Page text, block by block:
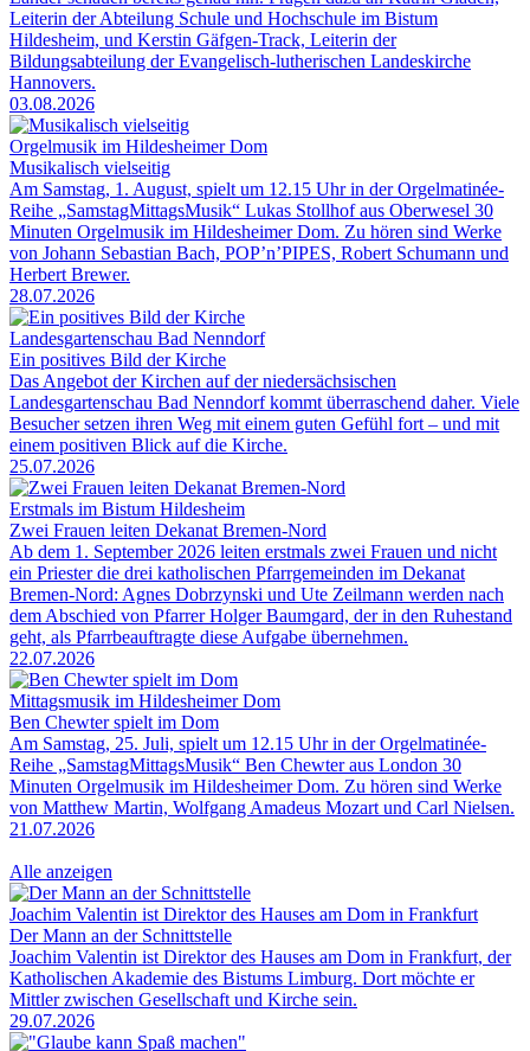
Leiterin der Abteilung Schule und Hochschule im Bistum
Hildesheim, und Kerstin Gäfgen-Track, Leiterin der
Bildungsabteilung der Evangelisch-lutherischen Landeskirche
Hannovers.
03.08.2026
Orgelmusik im Hildesheimer Dom
Musikalisch vielseitig
Am Samstag, 1. August, spielt um 12.15 Uhr in der Orgelmatinée-
Reihe „SamstagMittagsMusik“ Lukas Stollhof aus Oberwesel 30
Minuten Orgelmusik im Hildesheimer Dom. Zu hören sind Werke
von Johann Sebastian Bach, POP’n’PIPES, Robert Schumann und
Herbert Brewer.
28.07.2026
Landesgartenschau Bad Nenndorf
Ein positives Bild der Kirche
Das Angebot der Kirchen auf der niedersächsischen
Landesgartenschau Bad Nenndorf kommt überraschend daher. Viele
Besucher setzen ihren Weg mit einem guten Gefühl fort – und mit
einem positiven Blick auf die Kirche.
25.07.2026
Erstmals im Bistum Hildesheim
Zwei Frauen leiten Dekanat Bremen-Nord
Ab dem 1. September 2026 leiten erstmals zwei Frauen und nicht
ein Priester die drei katholischen Pfarrgemeinden im Dekanat
Bremen-Nord: Agnes Dobrzynski und Ute Zeilmann werden nach
dem Abschied von Pfarrer Holger Baumgard, der in den Ruhestand
geht, als Pfarrbeauftragte diese Aufgabe übernehmen.
22.07.2026
Mittagsmusik im Hildesheimer Dom
Ben Chewter spielt im Dom
Am Samstag, 25. Juli, spielt um 12.15 Uhr in der Orgelmatinée-
Reihe „SamstagMittagsMusik“ Ben Chewter aus London 30
Minuten Orgelmusik im Hildesheimer Dom. Zu hören sind Werke
von Matthew Martin, Wolfgang Amadeus Mozart und Carl Nielsen.
21.07.2026
Alle anzeigen
Joachim Valentin ist Direktor des Hauses am Dom in Frankfurt
Der Mann an der Schnittstelle
Joachim Valentin ist Direktor des Hauses am Dom in Frankfurt, der
Katholischen Akademie des Bistums Limburg. Dort möchte er
Mittler zwischen Gesellschaft und Kirche sein.
29.07.2026